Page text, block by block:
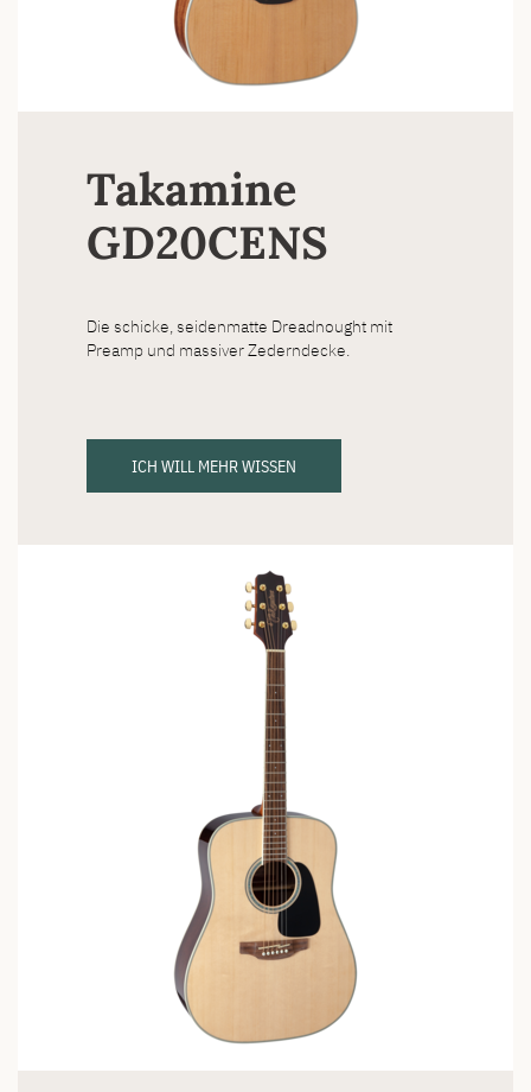
Takamine
GD20CENS
Die schicke, seidenmatte Dreadnought mit
Preamp und massiver Zederndecke.
ICH WILL MEHR WISSEN